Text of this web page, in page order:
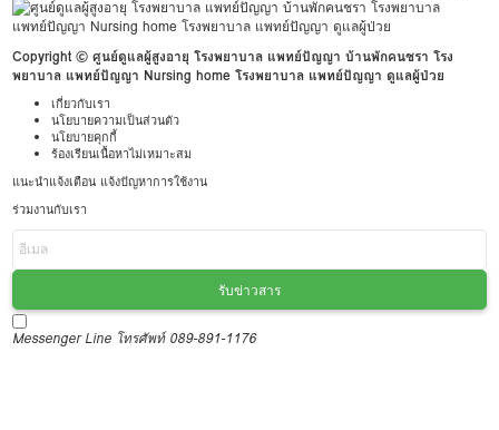
Copyright © ศูนย์ดูแลผู้สูงอายุ โรงพยาบาล แพทย์ปัญญา บ้านพักคนชรา โรง
พยาบาล แพทย์ปัญญา Nursing home โรงพยาบาล แพทย์ปัญญา ดูแลผู้ป่วย
เกี่ยวกับเรา
นโยบายความเป็นส่วนตัว
นโยบายคุกกี้
ร้องเรียนเนื้อหาไม่เหมาะสม
แนะนำแจ้งเตือน แจ้งปัญหาการใช้งาน
ร่วมงานกับเรา
รับข่าวสาร
Messenger Line โทรศัพท์ 089-891-1176